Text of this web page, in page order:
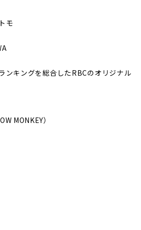
モ
ンキングを総合したRBCのオリジナル
MONKEY）